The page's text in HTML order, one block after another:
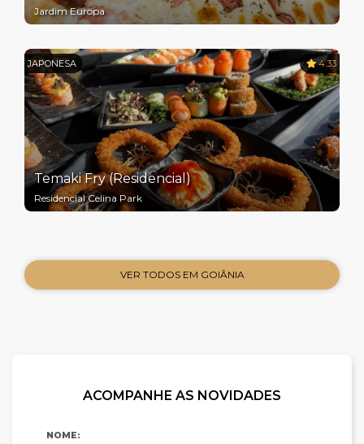
Jardim Europa
JAPONESA 4.33
Temaki Fry (Residencial)
Residencial Celina Park
VER TODOS EM GOIÂNIA
ACOMPANHE AS NOVIDADES
NOME: